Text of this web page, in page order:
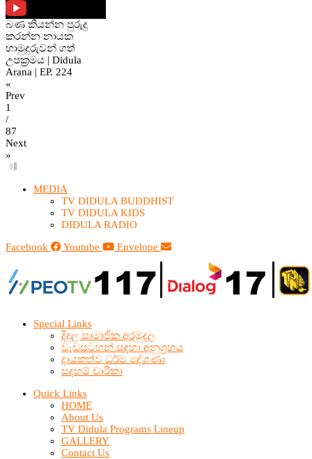
බණ කියන්න පුරුදු
කරන්න නායක
හාමුදුරුවන් ගත්
උපක්‍රමය | Didula
Arana | EP. 224
«
Prev
1
/
87
Next
»
MEDIA
TV DIDULA BUDDHIST​
TV DIDULA KIDS
DIDULA RADIO
Facebook
Youtube Envelope
Special Links
දිදුල සාමාජික අරමුදල
වැඩසටහන් සඳහා අනුග්‍රහය
දායකත්ව ධර්ම දේශණා
සදහම් චාරිකා
Quick Links
HOME
About Us
TV Didula Programs Lineup
GALLERY
Contact Us